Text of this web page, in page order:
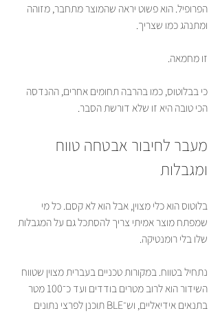
הפרופיל. הוא פשוט יראה שהמוצר מתחבר, מזוהה
ומתנהג כמו שצריך.
זו מחמאה.
כי בבלוטוס, כמו בהרבה תחומים אחרים, ההנדסה
הכי טובה היא זו שלא דורשת הסבר.
מעבר לחיבור אבטחה טווח
ומגבלות
בלוטוס הוא כלי מצוין, אבל הוא לא קסם. כל מי
שמפתח מוצר אמיתי צריך להסתכל גם על המגבלות
שלו בלי רומנטיקה.
נתחיל בטווח. במקורות טכניים בעברית מצוין שטווח
השידור הוא לרוב מטרים בודדים ועד כ־100 מטר
בתנאים אידיאליים, וש־BLE תוכנן לפרצי נתונים